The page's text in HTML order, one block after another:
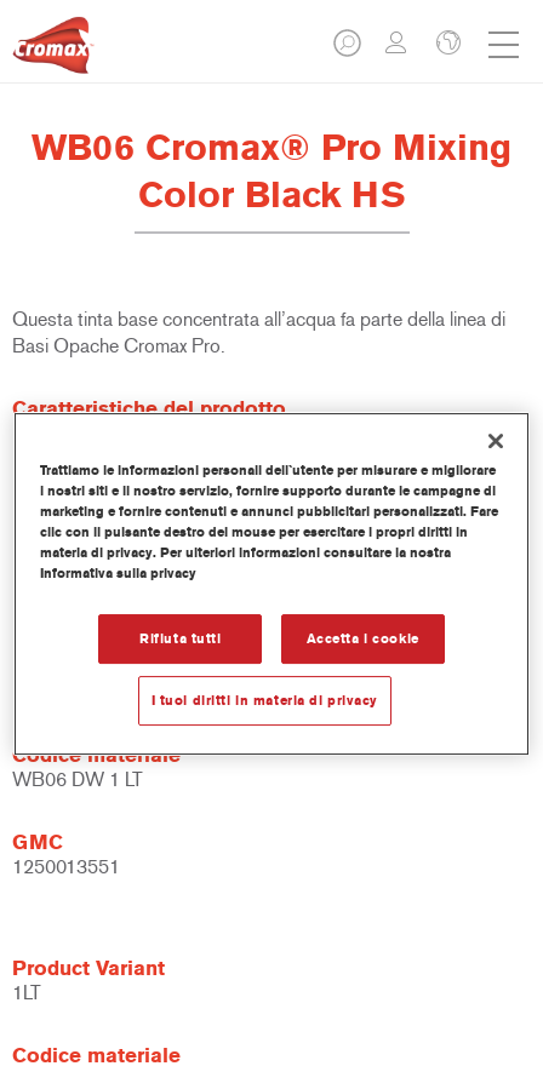
WB06 Cromax® Pro Mixing
Color Black HS
Questa tinta base concentrata all’acqua fa parte della linea di
Basi Opache Cromax Pro.
Caratteristiche del prodotto
Veloce ed economica, aiuta ad incrementare i volumi delle
lavorazioni e la produttività.
Fa parte di un completo sistema di tinte e resine dedicato.
Ampia finestra di applicazione.
Flessibile – può essere usata in diverse condizioni climatiche
Product Variant
Codice materiale
WB06 DW 1 LT
GMC
1250013551
Product Variant
1LT
Codice materiale
Trattiamo le informazioni personali dell`utente per misurare e migliorare
i nostri siti e il nostro servizio, fornire supporto durante le campagne di
marketing e fornire contenuti e annunci pubblicitari personalizzati. Fare
clic con il pulsante destro del mouse per esercitare i propri diritti in
materia di privacy. Per ulteriori informazioni consultare la nostra
Informativa sulla privacy
Rifiuta tutti Accetta i cookie
I tuoi diritti in materia di privacy